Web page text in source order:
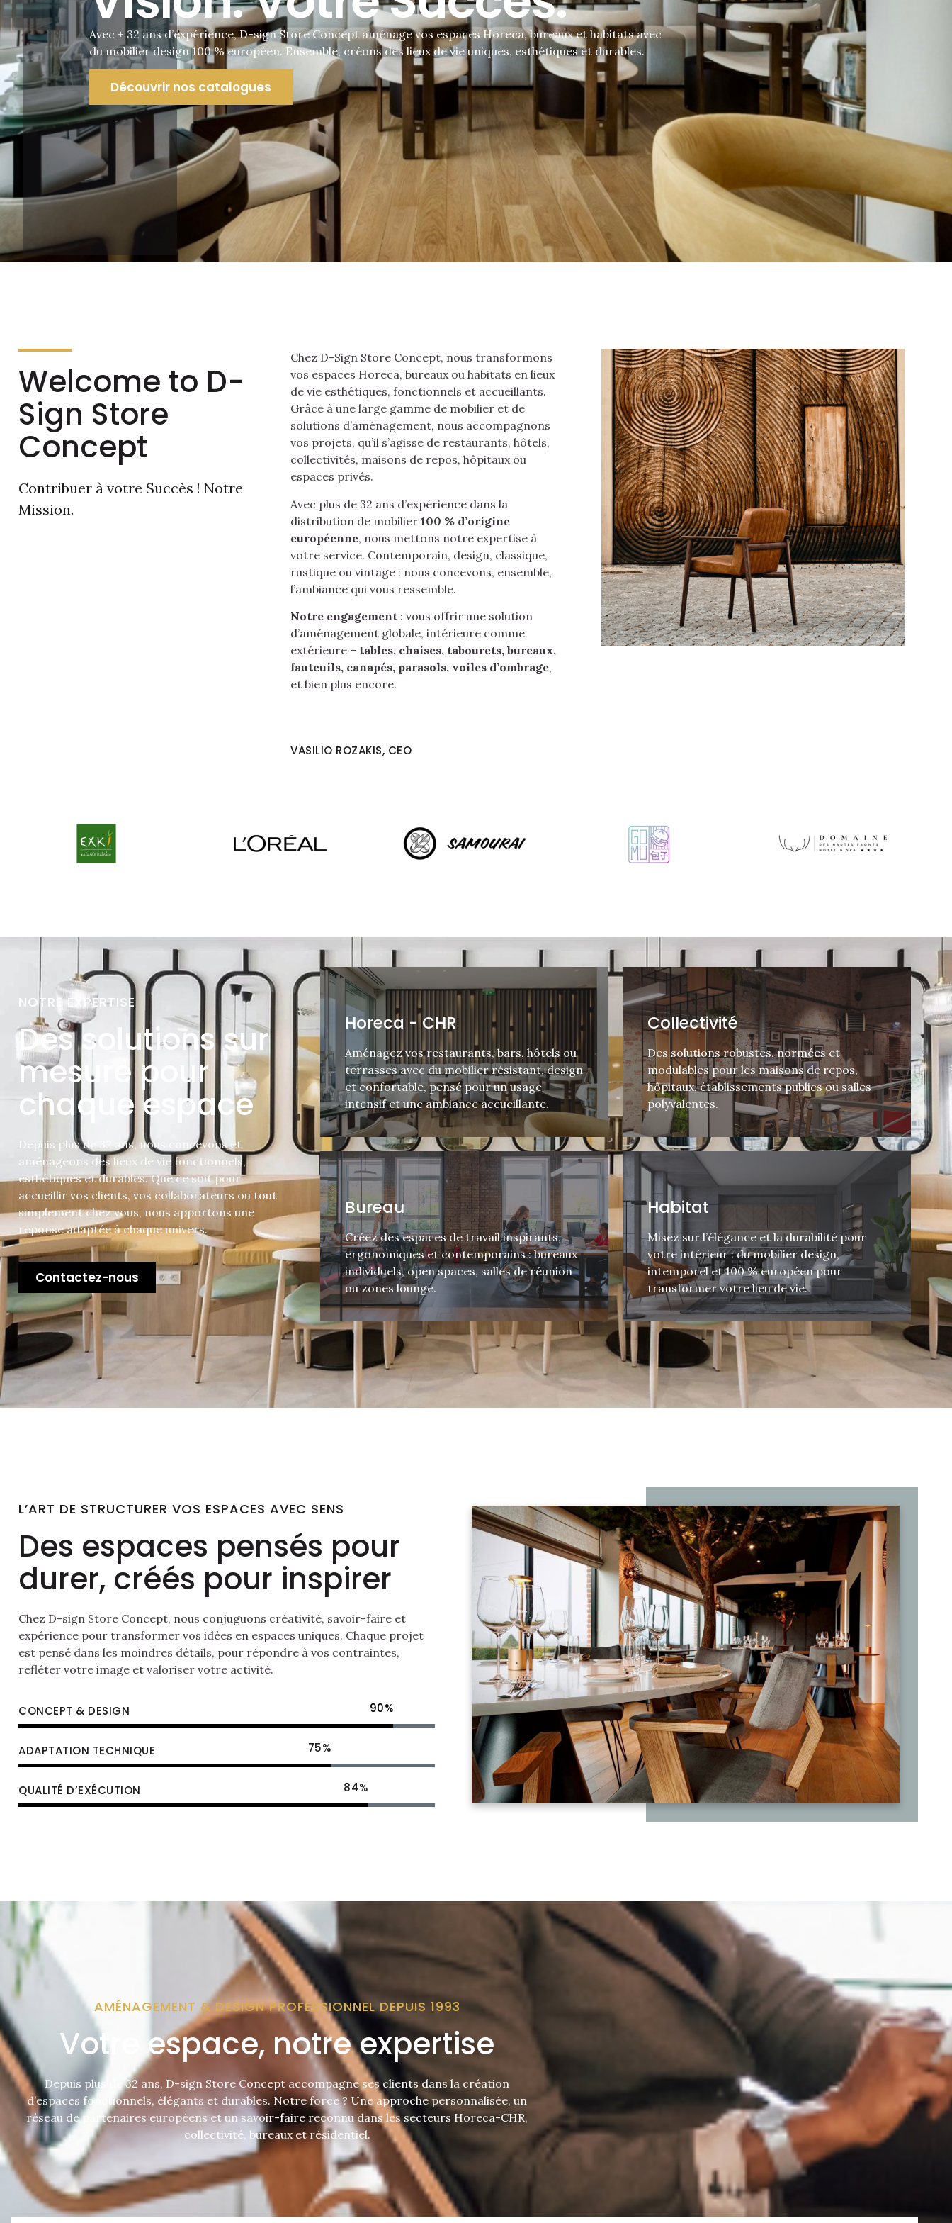
Avec + 32 ans d’expérience, D-sign Store Concept aménage vos espaces Horeca, bureaux et habitats avec
du mobilier design 100 % européen. Ensemble, créons des lieux de vie uniques, esthétiques et durables.
Découvrir nos catalogues
Welcome to D-
Sign Store
Concept
Contribuer à votre Succès ! Notre
Mission.
Chez D-Sign Store Concept, nous transformons
vos espaces Horeca, bureaux ou habitats en lieux
de vie esthétiques, fonctionnels et accueillants.
Grâce à une large gamme de mobilier et de
solutions d’aménagement, nous accompagnons
vos projets, qu’il s’agisse de restaurants, hôtels,
collectivités, maisons de repos, hôpitaux ou
espaces privés.
Avec plus de 32 ans d’expérience dans la
distribution de mobilier 100 % d’origine
européenne, nous mettons notre expertise à
votre service. Contemporain, design, classique,
rustique ou vintage : nous concevons, ensemble,
l’ambiance qui vous ressemble.
Notre engagement : vous offrir une solution
d’aménagement globale, intérieure comme
extérieure – tables, chaises, tabourets, bureaux,
fauteuils, canapés, parasols, voiles d’ombrage,
et bien plus encore.
VASILIO ROZAKIS, CEO
NOTRE EXPERTISE
Des solutions sur
mesure pour
chaque espace
Depuis plus de 32 ans, nous concevons et
aménageons des lieux de vie fonctionnels,
esthétiques et durables. Que ce soit pour
accueillir vos clients, vos collaborateurs ou tout
simplement chez vous, nous apportons une
réponse adaptée à chaque univers.
Contactez-nous
Horeca - CHR
Aménagez vos restaurants, bars, hôtels ou
terrasses avec du mobilier résistant, design
et confortable, pensé pour un usage
intensif et une ambiance accueillante.
Collectivité
Des solutions robustes, normées et
modulables pour les maisons de repos,
hôpitaux, établissements publics ou salles
polyvalentes.
Bureau
Créez des espaces de travail inspirants,
ergonomiques et contemporains : bureaux
individuels, open spaces, salles de réunion
ou zones lounge.
Habitat
Misez sur l’élégance et la durabilité pour
votre intérieur : du mobilier design,
intemporel et 100 % européen pour
transformer votre lieu de vie.
L’ART DE STRUCTURER VOS ESPACES AVEC SENS
Des espaces pensés pour
durer, créés pour inspirer
Chez D-sign Store Concept, nous conjuguons créativité, savoir-faire et
expérience pour transformer vos idées en espaces uniques. Chaque projet
est pensé dans les moindres détails, pour répondre à vos contraintes,
refléter votre image et valoriser votre activité.
CONCEPT & DESIGN 90%
ADAPTATION TECHNIQUE 75%
QUALITÉ D’EXÉCUTION 84%
AMÉNAGEMENT & DESIGN PROFESSIONNEL DEPUIS 1993
Votre espace, notre expertise
Depuis plus de 32 ans, D-sign Store Concept accompagne ses clients dans la création
d’espaces fonctionnels, élégants et durables. Notre force ? Une approche personnalisée, un
réseau de partenaires européens et un savoir-faire reconnu dans les secteurs Horeca-CHR,
collectivité, bureaux et résidentiel.